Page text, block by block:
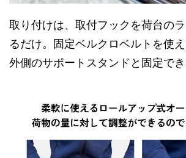
取り付けは、取付フックを荷台の
るだけ。固定ベルクロベルトを使
外側のサポートスタンドと固定でき